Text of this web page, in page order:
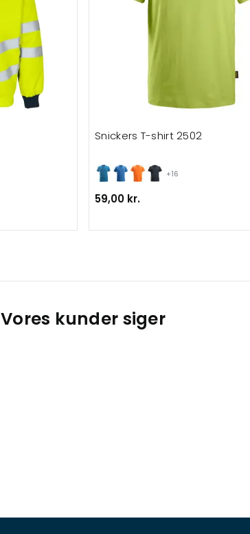
+16
Snickers T-shirt 2502
59,00 kr.
Vores kunder siger